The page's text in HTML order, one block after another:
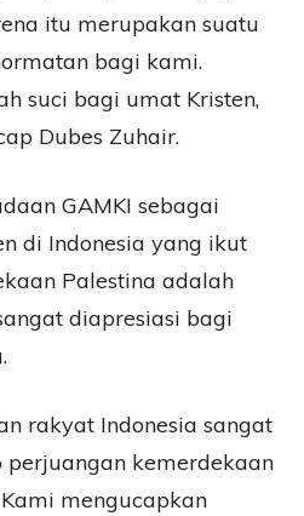
itu merupakan suatu
bagi kami.
suci bagi umat Kristen,
Dubes Zuhair.
GAMKI sebagai
di Indonesia yang ikut
Palestina adalah
diapresiasi bagi
rakyat Indonesia sangat
kemerdekaan
mengucapkan